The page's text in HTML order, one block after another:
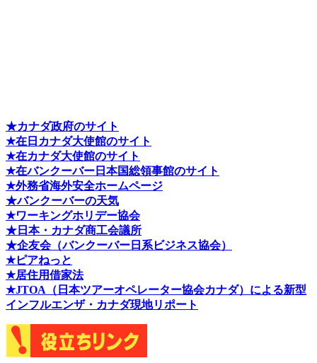
★カナダ政府のサイト
★在日カナダ大使館のサイト
★在カナダ大使館のサイト
★在バンクーバー日本国総領事館のサイト
★外務省海外安全ホームページ
★バンクーバーの天気
★ワーキングホリデー協会
★日本・カナダ商工会議所
★企友会（バンクーバー日系ビジネス協会）
★ピアねっと
★居住用借家法
★JTOA（日本ツアーオペレーター協会カナダ）による新型
インフルエンザ・カナダ現地リポート